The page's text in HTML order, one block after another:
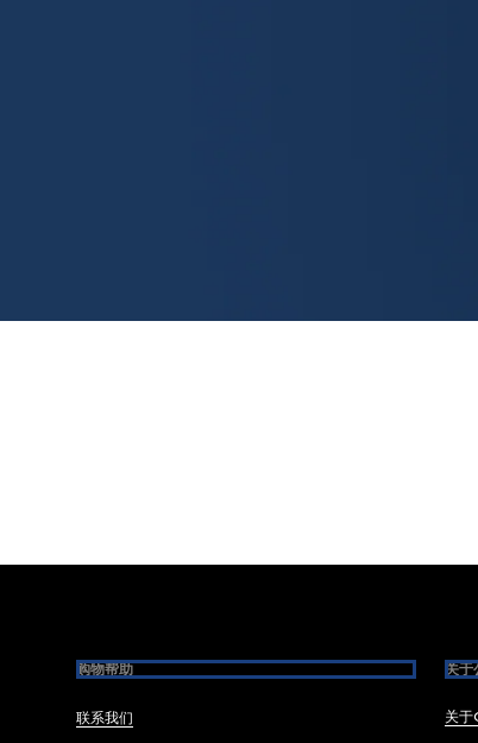
Footer
购物帮助
联系我们
关于
关